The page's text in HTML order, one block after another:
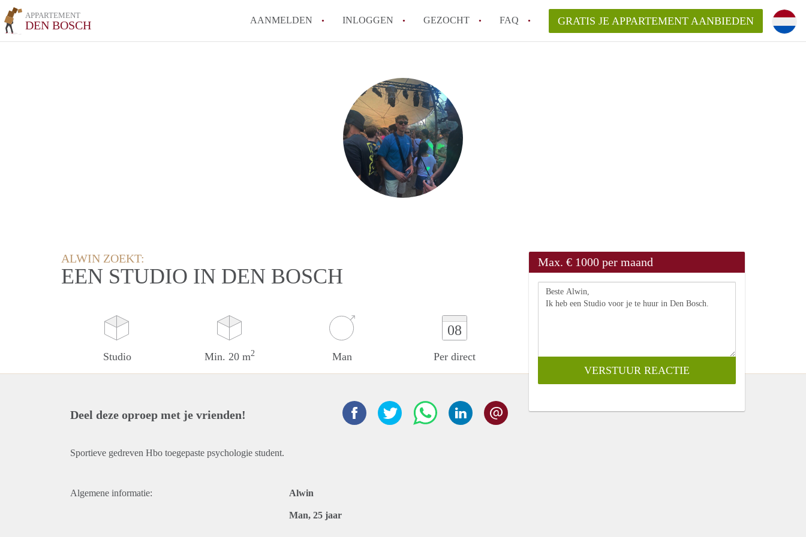
APPARTEMENT
DEN BOSCH AANMELDEN INLOGGEN GEZOCHT FAQ
How to translate AppartementDenBosch!
Wat is AppartementDenBosch?
Hoeveel kost het om te reageren op een Appartement in Den Bosch?
Wat is de privacyverklaring van AppartementDenBosch?
Berekent AppartementDenBosch
makelaarsvergoeding/bemiddelingsvergoeding?
Alle veelgestelde vragen
GRATIS JE APPARTEMENT AANBIEDEN
ALWIN ZOEKT:
EEN STUDIO IN DEN BOSCH
Studio Min. 20 m2 Man
08
Per direct
Max. € 1000 per maand
Deel deze oproep met je vrienden!
Sportieve gedreven Hbo toegepaste psychologie student.
Algemene informatie: Alwin
Man, 25 jaar